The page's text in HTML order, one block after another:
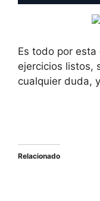
Es todo por
ejercicios listos,
cualquier duda,
Relacionado